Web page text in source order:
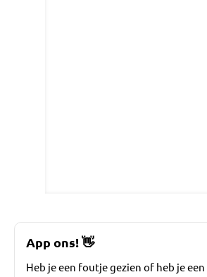
App ons!👋
Heb je een foutje gezien of heb je een